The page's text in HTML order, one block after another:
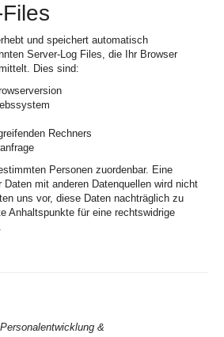
und speichert automatisch
Server-Log Files, die Ihr Browser
Dies sind:
Rechners
Personen zuordenbar. Eine
Daten mit anderen Datenquellen wird nicht
uns vor, diese Daten nachträglich zu
Anhaltspunkte für eine rechtswidrige
&